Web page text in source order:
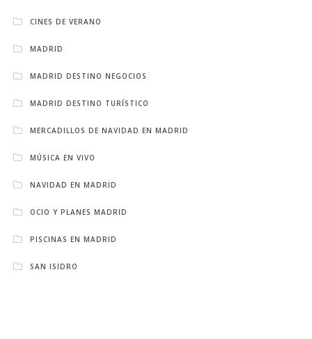
CINES DE VERANO
MADRID
MADRID DESTINO NEGOCIOS
MADRID DESTINO TURÍSTICO
MERCADILLOS DE NAVIDAD EN MADRID
MÚSICA EN VIVO
NAVIDAD EN MADRID
OCIO Y PLANES MADRID
PISCINAS EN MADRID
SAN ISIDRO